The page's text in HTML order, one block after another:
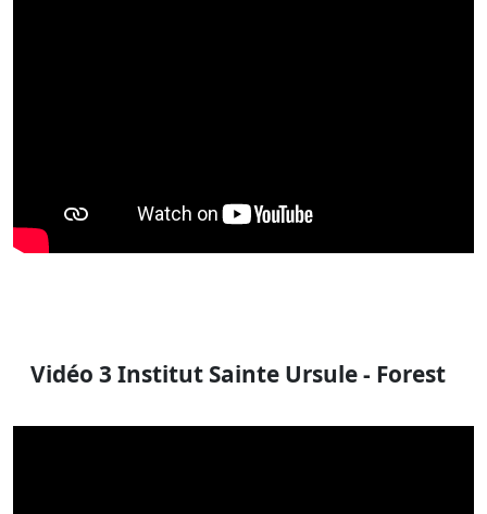
Vidéo 3 Institut Sainte Ursule - Forest